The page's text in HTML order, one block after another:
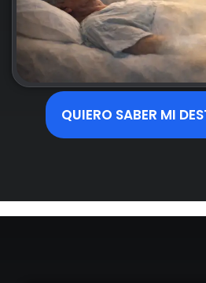
QUIERO SABER MI